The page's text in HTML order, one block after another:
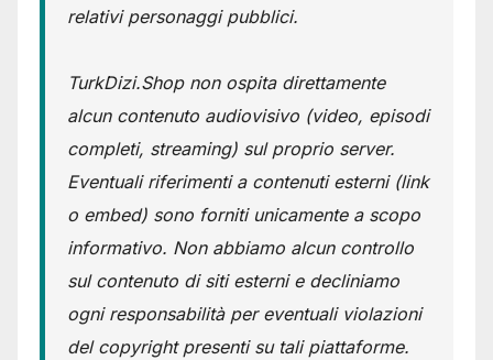
relativi personaggi pubblici.
TurkDizi.Shop non ospita direttamente
alcun contenuto audiovisivo (video, episodi
completi, streaming) sul proprio server.
Eventuali riferimenti a contenuti esterni (link
o embed) sono forniti unicamente a scopo
informativo. Non abbiamo alcun controllo
sul contenuto di siti esterni e decliniamo
ogni responsabilità per eventuali violazioni
del copyright presenti su tali piattaforme.